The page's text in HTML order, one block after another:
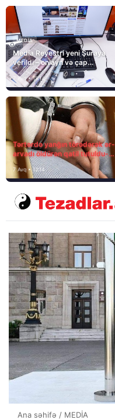
MEDİA
Media Reyestri yeni Şuraya
verildi – onlayn və çap
mediasını nə gözləyir?
7 Avq • 15:14
Tərtərdə yanğın törədərək ər-
arvadı öldürən qatil tutuldu-
SON DƏQİQƏ
7 Avq • 12:14
Ana səhifə / MEDİA